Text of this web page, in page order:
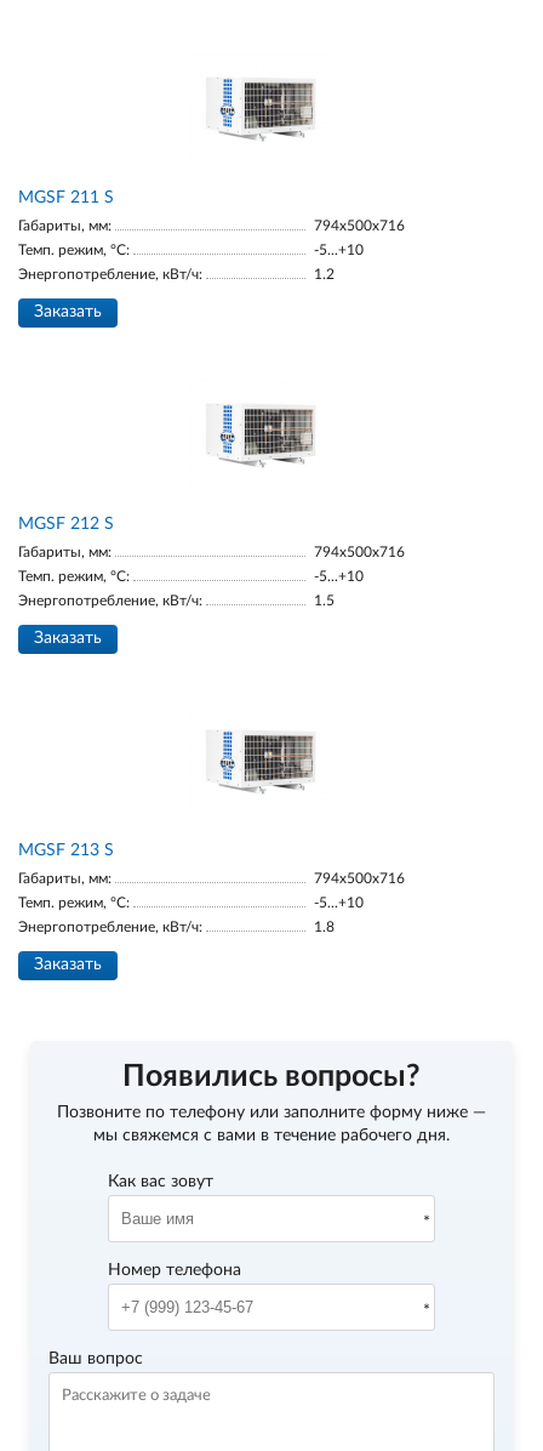
МGSF 211 S
Габариты, мм:
794x500x716
Темп. режим, °С:
-5...+10
Энергопотребление, кВт/ч:
1.2
Заказать
МGSF 212 S
Габариты, мм:
794x500x716
Темп. режим, °С:
-5...+10
Энергопотребление, кВт/ч:
1.5
Заказать
МGSF 213 S
Габариты, мм:
794x500x716
Темп. режим, °С:
-5...+10
Энергопотребление, кВт/ч:
1.8
Заказать
Появились вопросы?
Позвоните по телефону или заполните форму ниже —
мы свяжемся с вами в течение рабочего дня.
Как вас зовут
Номер телефона
Ваш вопрос